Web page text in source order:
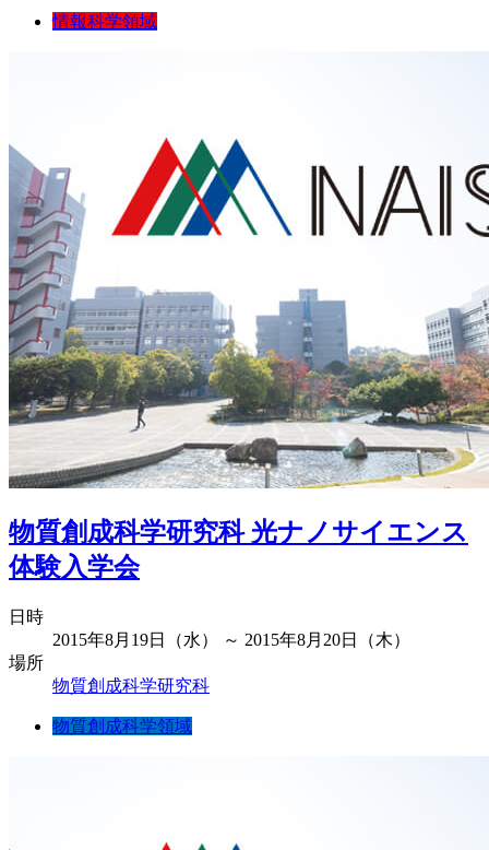
情報科学領域
物質創成科学研究科 光ナノサイエンス
体験入学会
日時
2015年8月19日（水） ～ 2015年8月20日（木）
場所
物質創成科学研究科
物質創成科学領域